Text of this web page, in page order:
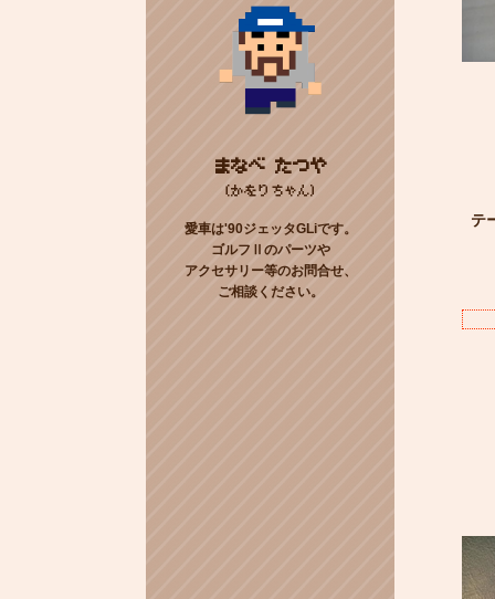
まなべ たつや
(かをりちゃん)
愛車は'90ジェッタGLiです。
ゴルフⅡのパーツや
アクセサリー等のお問合せ、
ご相談ください。
テ